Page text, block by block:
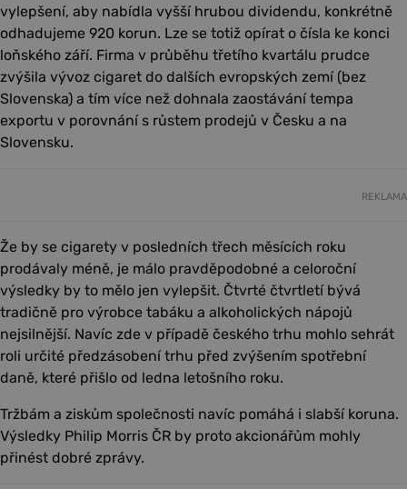
vylepšení, aby nabídla vyšší hrubou dividendu, konkrétně
odhadujeme 920 korun. Lze se totiž opírat o čísla ke konci
loňského září. Firma v průběhu třetího kvartálu prudce
zvýšila vývoz cigaret do dalších evropských zemí (bez
Slovenska) a tím více než dohnala zaostávání tempa
exportu v porovnání s růstem prodejů v Česku a na
Slovensku.
REKLAMA
Že by se cigarety v posledních třech měsících roku
prodávaly méně, je málo pravděpodobné a celoroční
výsledky by to mělo jen vylepšit. Čtvrté čtvrtletí bývá
tradičně pro výrobce tabáku a alkoholických nápojů
nejsilnější. Navíc zde v případě českého trhu mohlo sehrát
roli určité předzásobení trhu před zvýšením spotřební
daně, které přišlo od ledna letošního roku.
Tržbám a ziskům společnosti navíc pomáhá i slabší koruna.
Výsledky Philip Morris ČR by proto akcionářům mohly
přinést dobré zprávy.